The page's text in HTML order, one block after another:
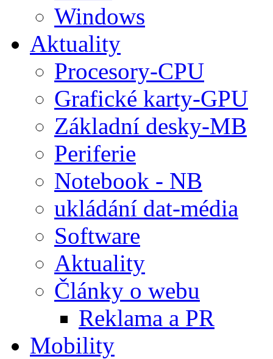
Windows
Aktuality
Procesory-CPU
Grafické karty-GPU
Základní desky-MB
Periferie
Notebook - NB
ukládání dat-média
Software
Aktuality
Články o webu
Reklama a PR
Mobility